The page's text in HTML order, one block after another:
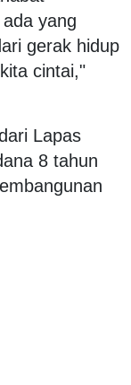
yang
gerak hidup
cintai,"
Lapas
8 tahun